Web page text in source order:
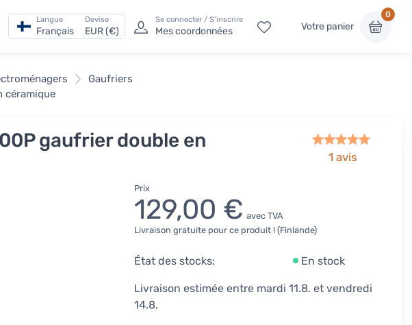
Langue
Français
Devise
EUR (€)
Se connecter / S’inscrire
Mes coordonnées Votre panier
0
Gaufriers
céramique
gaufrier double en
1 avis
Prix
129,00 € avec TVA
Livraison gratuite pour ce produit ! (Finlande)
État des stocks: En stock
Livraison estimée entre mardi 11.8. et vendredi
14.8.